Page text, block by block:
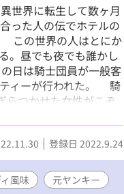
世界に転生して数ヶ月
った人の伝でホテルの
この世界の人はとにか
。昼でも夜でも誰かし
日は騎士団員が一般客
ティーが行われた。 騎
らつかせた女性がこぞ
という騎士団長は、訪
様が参加される日に補
ヤンキーだった茉優は
接客しながら、なんと
分かった。そこにだ
面で迷惑かけないよ
登録日 2022.9.24
風味
元ヤンキー